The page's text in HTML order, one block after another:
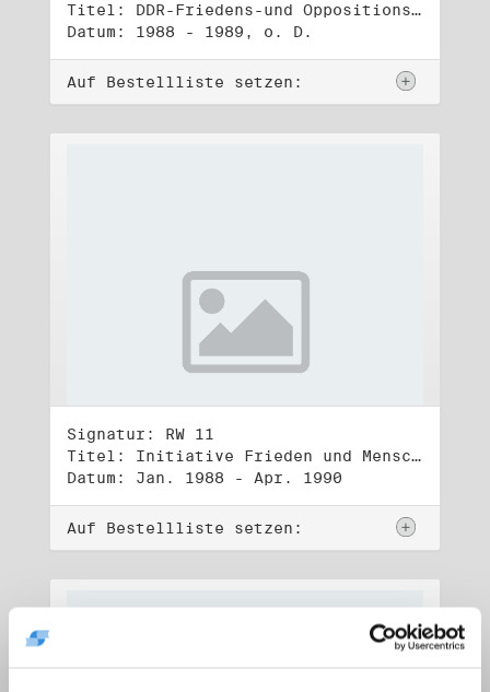
Titel: DDR-Friedens-und Oppositionsbewegung (3)
Datum: 1988 - 1989, o. D.
Auf Bestellliste setzen:
Signatur: RW 11
Titel: Initiative Frieden und Menschenrechte (1)
Datum: Jan. 1988 - Apr. 1990
Auf Bestellliste setzen: